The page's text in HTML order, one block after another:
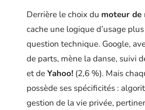
Derrière le choix du moteur de
cache une logique d’usage
question technique. Google,
de parts, mène la danse, suivi
et deYahoo! (2,6 %). Mais
possède ses spécificités :
gestion de la vie privée,